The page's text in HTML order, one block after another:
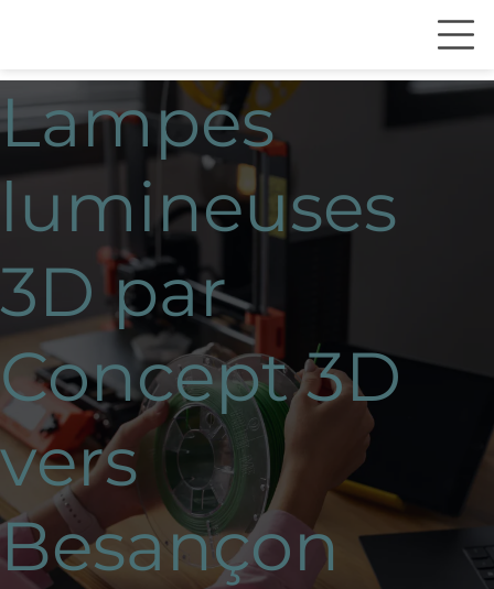
Lampes
lumineuses
3D par
Concept 3D
vers
Besançon